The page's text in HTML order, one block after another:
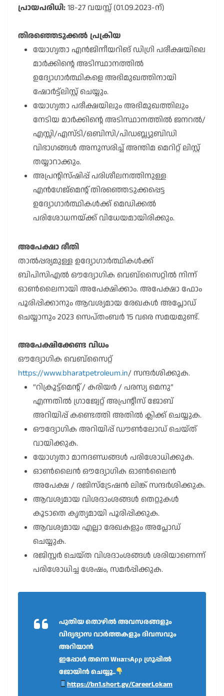
പ്രായപരിധി:18-27 വയസ്സ് (01.09.2023-ന്)
തിരഞ്ഞെടുക്കൽ പ്രക്രിയ
യോഗ്യതാ എൻജിനീയറിങ് ഡിഗ്രി പരീക്ഷയിലെ
മാർക്കിന്റെ അടിസ്ഥാനത്തിൽ
ഉദ്യോഗാർത്ഥികളെ അഭിമുഖത്തിനായി
ഷോർട്ട്ലിസ്റ്റ് ചെയ്യും.
യോഗ്യതാ പരീക്ഷയിലും അഭിമുഖത്തിലും
നേടിയ മാർക്കിന്റെ അടിസ്ഥാനത്തിൽ ജനറൽ/
എസ്സി/എസ്ടി/ഒബിസി/പിഡബ്ല്യുബിഡി
വിഭാഗങ്ങൾ അനുസരിച്ച് അന്തിമ മെറിറ്റ് ലിസ്റ്റ്
തയ്യാറാക്കും.
അപ്രന്റിസ്ഷിപ്പ് പരിശീലനത്തിനുള്ള
എൻഗേജ്മെന്റ് തിരഞ്ഞെടുക്കപ്പെട്ട
ഉദ്യോഗാർത്ഥികൾക്ക് മെഡിക്കൽ
പരിശോധനയ്ക്ക് വിധേയമായിരിക്കും.
അപേക്ഷാ രീതി
താൽപ്പര്യമുള്ള ഉദ്യോഗാർത്ഥികൾക്ക്
ബിപിസിഎൽ ഔദ്യോഗിക വെബ്സൈറ്റിൽ നിന്ന്
ഓൺലൈനായി അപേക്ഷിക്കാം. അപേക്ഷാ ഫോം
പൂരിപ്പിക്കാനും ആവശ്യമായ രേഖകൾ അപ്ലോഡ്
ചെയ്യാനും 2023 സെപ്തംബർ 15 വരെ സമയമുണ്ട്.
അപേക്ഷിക്കേണ്ട വിധം
ഔദ്യോഗിക വെബ്സൈറ്റ്
https://www.bharatpetroleum.in/ സന്ദർശിക്കുക.
“റിക്രൂട്ട്മെന്റ് / കരിയർ / പരസ്യ മെനു”
എന്നതിൽ ഗ്രാജ്വേറ്റ് അപ്രന്റീസ് ജോബ്
അറിയിപ്പ് കണ്ടെത്തി അതിൽ ക്ലിക്ക് ചെയ്യുക.
ഔദ്യോഗിക അറിയിപ്പ് ഡൗൺലോഡ് ചെയ്ത്
വായിക്കുക.
യോഗ്യതാ മാനദണ്ഡങ്ങൾ പരിശോധിക്കുക.
ഓൺലൈൻ ഔദ്യോഗിക ഓൺലൈൻ
അപേക്ഷ / രജിസ്ട്രേഷൻ ലിങ്ക് സന്ദർശിക്കുക.
ആവശ്യമായ വിശദാംശങ്ങൾ തെറ്റുകൾ
കൂടാതെ കൃത്യമായി പൂരിപ്പിക്കുക.
ആവശ്യമായ എല്ലാ രേഖകളും അപ്ലോഡ്
ചെയ്യുക.
രജിസ്റ്റർ ചെയ്ത വിശദാംശങ്ങൾ ശരിയാണെന്ന്
പരിശോധിച്ച ശേഷം, സമർപ്പിക്കുക.
പുതിയ തൊഴിൽ അവസരങ്ങളും
വിദ്യഭ്യാസ വാർത്തകളും ദിവസവും
അറിയാൻ
ഇപ്പോൾ തന്നെ WнaтѕAρρ ഗ്രൂപ്പിൽ
ജോയിൻ ചെയ്യൂ..
https://bn1.short.gy/CareerLokam